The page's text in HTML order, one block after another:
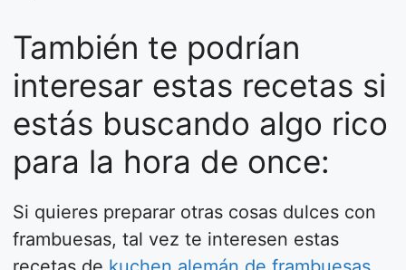
También te podrían
interesar estas recetas si
estás buscando algo rico
para la hora de once:
Si quieres preparar otras cosas dulces con
frambuesas, tal vez te interesen estas